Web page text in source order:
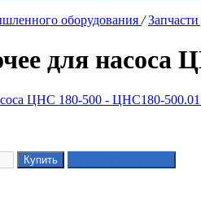
оборудования /
для